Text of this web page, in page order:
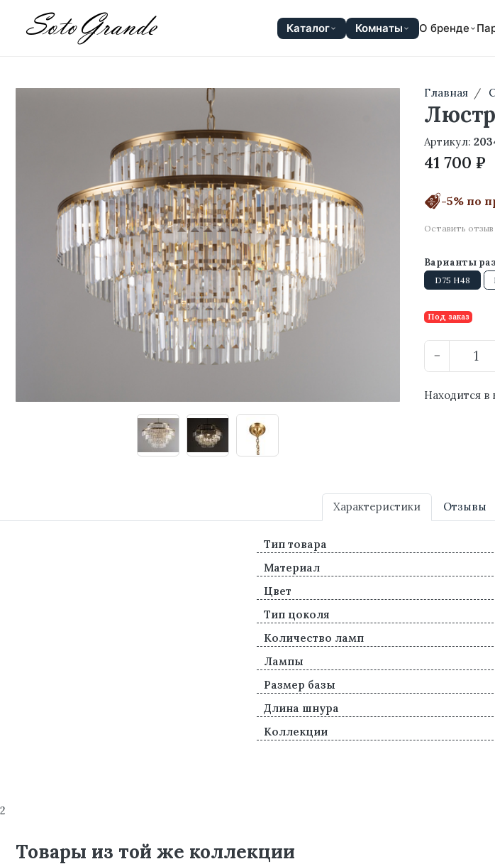
Каталог Комнаты О бренде
Главная
Артикул:
41 700 ₽
-5% по
Оставить отзыв
Варианты
D75 H48
Под заказ
−
Находится в
Характеристики Отзывы
Тип товара
Материал
Цвет
Тип цоколя
Количество ламп
Лампы
Размер базы
Длина шнура
Коллекции
2
Товары из той же коллекции